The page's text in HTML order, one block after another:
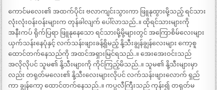
ကောင်မလေး၏ အထက်ပိုင်း ဗလာကျင်းသွားကာ ဖြူနုထွားမို့သည့် ရင်သား
လုံးလုံးဝန်းဝန်းများက တုန်ခါလျက် ပေါ်လာသည်..။ ထိုရင်သားများကို
အနီးကပ် ရိုက်ပြရာ ဖြူနုနေသော ရင်သားမို့မို့များတွင် အကြောစိမ်လေးများ
ယှက်သန်းနေပုံနှင့် လက်သန်းဖျားခန့်ရှိမည့် နို့သီးချွန်ချွန်လေးများ ကော့စူ
ထောင်တက်နေသည်ကို အထင်အရှားမြင်ရသည်..။ အေးအေးဝင်းသည်
အလိုလိုပင် သူမ၏ နို့သီးများကို ကိုင်ကြည့်မိသည်..။ သူမ၏ နို့သီးများမှာ
လည်း တရုတ်မလေး၏ နို့သီးလေးများလိုပင် လက်သန်းဖျားလောက် ရှည်
ကာ ချွန်ကော့ ထောင်တက်နေသည်..။ ကပ္ပလီကြီးသည် ကုန်း၍ တရုတ်မ